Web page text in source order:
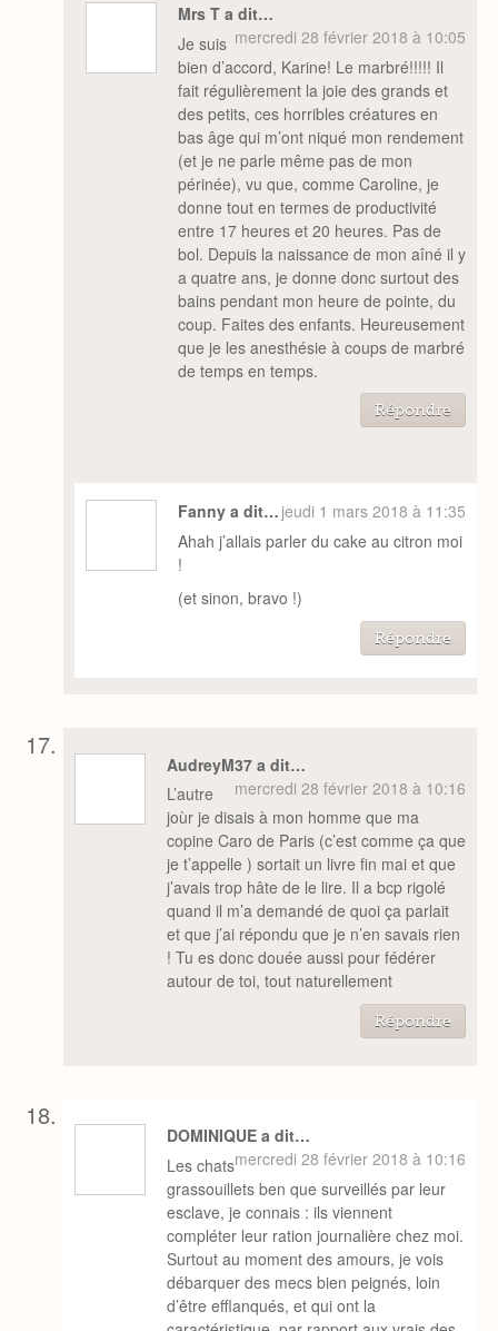
Mrs T a dit…
mercredi 28 février 2018 à 10:05
Je suis
bien d’accord, Karine! Le marbré!!!!! Il
fait régulièrement la joie des grands et
des petits, ces horribles créatures en
bas âge qui m’ont niqué mon rendement
(et je ne parle même pas de mon
périnée), vu que, comme Caroline, je
donne tout en termes de productivité
entre 17 heures et 20 heures. Pas de
bol. Depuis la naissance de mon aîné il y
a quatre ans, je donne donc surtout des
bains pendant mon heure de pointe, du
coup. Faites des enfants. Heureusement
que je les anesthésie à coups de marbré
de temps en temps.
Répondre
Fanny a dit… jeudi 1 mars 2018 à 11:35
Ahah j’allais parler du cake au citron moi
!
(et sinon, bravo !)
Répondre
AudreyM37 a dit…
mercredi 28 février 2018 à 10:16
L’autre
joùr je disais à mon homme que ma
copine Caro de Paris (c’est comme ça que
je t’appelle ) sortait un livre fin mai et que
j’avais trop hâte de le lire. Il a bcp rigolé
quand il m’a demandé de quoi ça parlait
et que j’ai répondu que je n’en savais rien
! Tu es donc douée aussi pour fédérer
autour de toi, tout naturellement
Répondre
DOMINIQUE a dit…
mercredi 28 février 2018 à 10:16
Les chats
grassouillets ben que surveillés par leur
esclave, je connais : ils viennent
compléter leur ration journalière chez moi.
Surtout au moment des amours, je vois
débarquer des mecs bien peignés, loin
d’être efflanqués, et qui ont la